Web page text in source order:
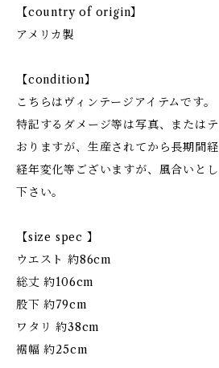
【country of origin】
アメリカ製
【condition】
こちらはヴィンテージアイテムです。
特記するダメージ等は写真、または
おりますが、生産されてから長期間
経年変化等ございますが、風合いと
下さい。
【size spec 】
ウエスト 約86cm
総丈 約106cm
股下 約79cm
ワタリ 約38cm
裾幅 約25cm